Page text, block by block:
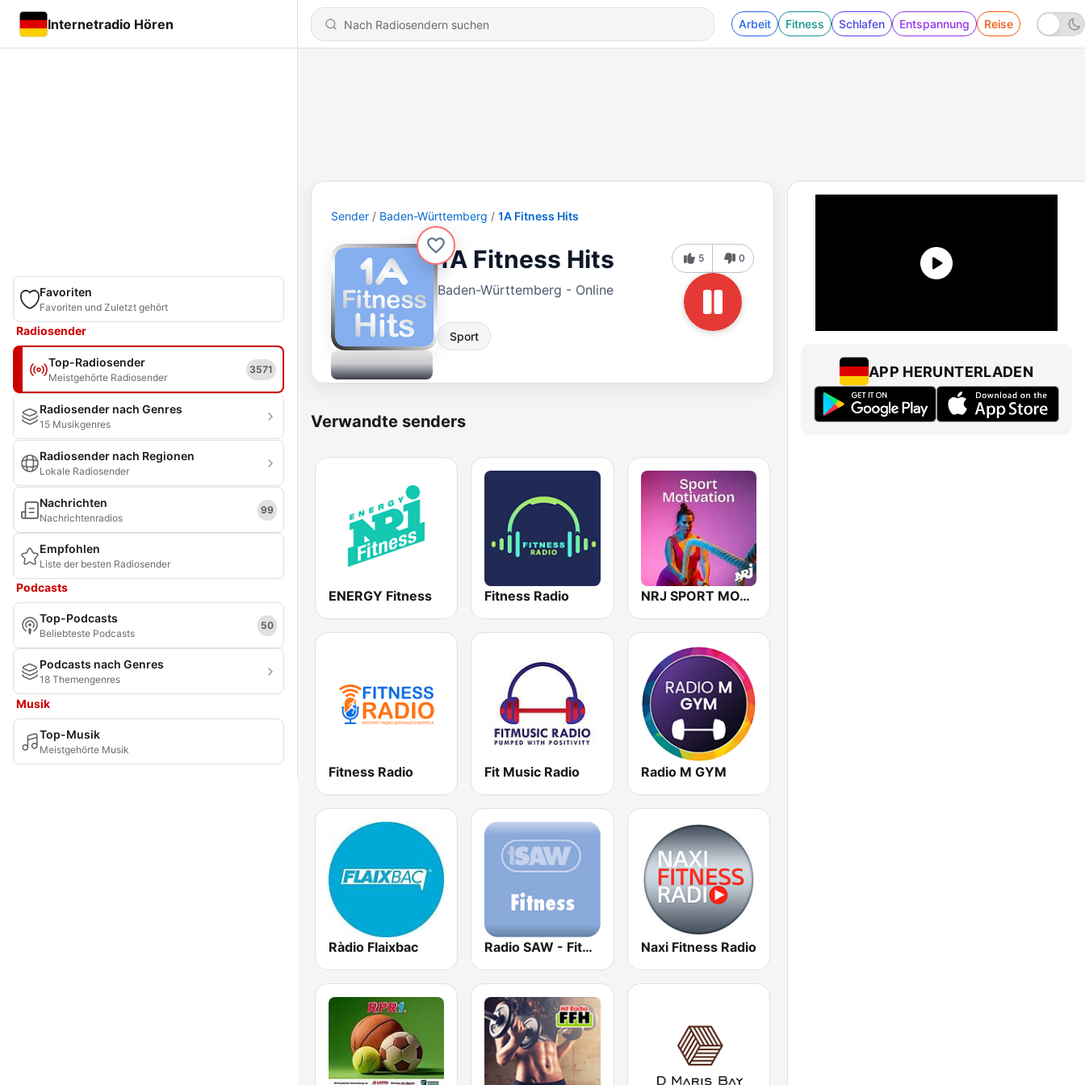
Internetradio Hören Arbeit Fitness Schlafen Entspannung Reise
Favoriten
Favoriten und Zuletzt gehört
Radiosender
Top-Radiosender
Meistgehörte Radiosender
3571
Radiosender nach Genres
15 Musikgenres
Radiosender nach Regionen
Lokale Radiosender
Nachrichten
Nachrichtenradios
99
Empfohlen
Liste der besten Radiosender
Podcasts
Top-Podcasts
Beliebteste Podcasts
50
Podcasts nach Genres
18 Themengenres
Musik
Top-Musik
Meistgehörte Musik
Sender Baden-Württemberg 1A Fitness Hits
1A Fitness Hits
Baden-Württemberg - Online
Sport
5 0
Verwandte senders
ENERGY Fitness Fitness Radio NRJ SPORT MOTIVATION
Fitness Radio Fit Music Radio Radio M GYM
Ràdio Flaixbac Radio SAW - Fitness Naxi Fitness Radio
APP HERUNTERLADEN